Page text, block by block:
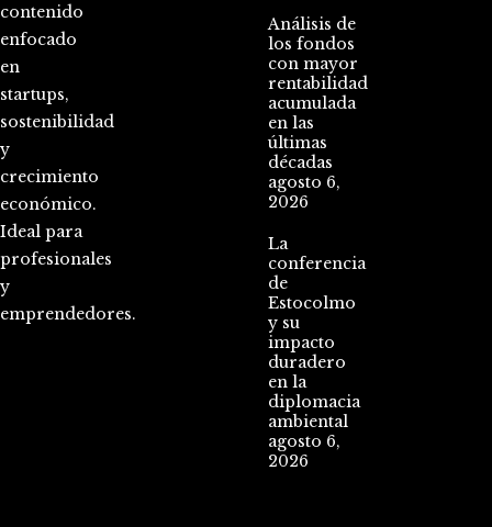
contenido
enfocado
en
startups,
sostenibilidad
y
crecimiento
económico.
Ideal para
profesionales
y
emprendedores.
Análisis de
los fondos
con mayor
rentabilidad
acumulada
en las
últimas
décadas
agosto 6,
2026
La
conferencia
de
Estocolmo
y su
impacto
duradero
en la
diplomacia
ambiental
agosto 6,
2026